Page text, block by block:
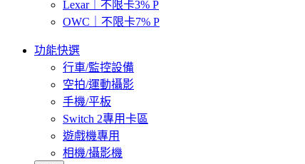
Lexar｜不限卡3% P
OWC｜不限卡7% P
功能快選
行車/監控設備
空拍/運動攝影
手機/平板
Switch 2專用卡區
遊戲機專用
相機/攝影機